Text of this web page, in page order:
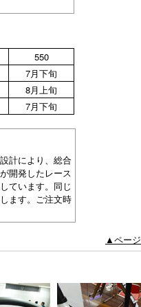
550
7月下旬
8月上旬
7月下旬
計により、総合
開発したレース
ています。同じ
ます。ご注文時
▲ペー